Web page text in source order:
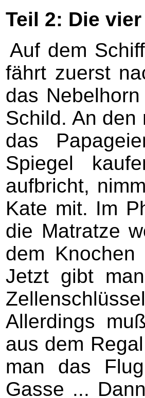
Teil 2: Die
Auf dem
fährt zuerst
das
Schild. An den
das
Spiegel
aufbricht,
Kate mit. Im
die Matratze
dem Knochen
Jetzt gibt
Allerdings
aus dem
man das
Gasse ...